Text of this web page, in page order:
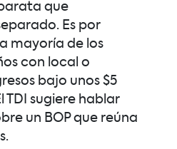
que
Es por
mayoría de los
con local o
bajo unos $5
TDI sugiere hablar
un BOP que reúna